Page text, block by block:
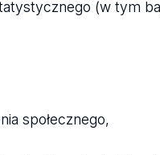
(w tym
społecznego,